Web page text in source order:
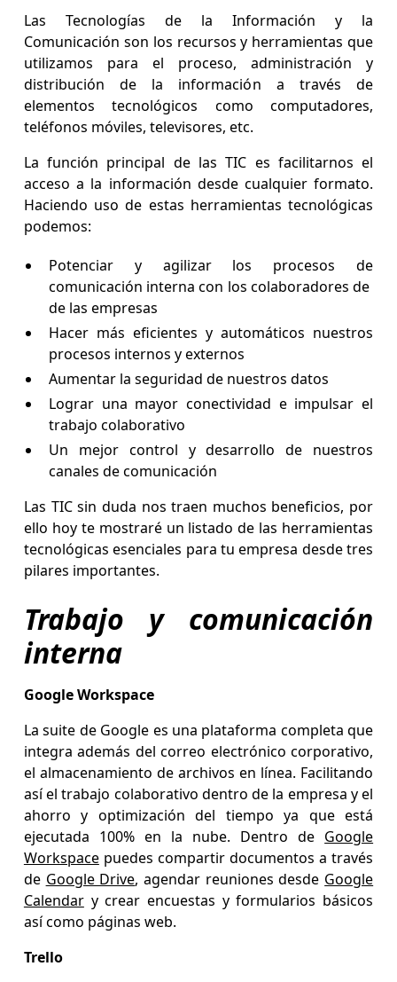
Las Tecnologías de la Información y la
Comunicación son los recursos y herramientas que
utilizamos para el proceso, administración y
distribución de la información a través de
elementos tecnológicos como computadores,
teléfonos móviles, televisores, etc.
La función principal de las TIC es facilitarnos el
acceso a la información desde cualquier formato.
Haciendo uso de estas herramientas tecnológicas
podemos:
Potenciar y agilizar los procesos de
comunicación interna con los colaboradores de
de las empresas
Hacer más eficientes y automáticos nuestros
procesos internos y externos
Aumentar la seguridad de nuestros datos
Lograr una mayor conectividad e impulsar el
trabajo colaborativo
Un mejor control y desarrollo de nuestros
canales de comunicación
Las TIC sin duda nos traen muchos beneficios, por
ello hoy te mostraré un listado de las herramientas
tecnológicas esenciales para tu empresa desde tres
pilares importantes.
Trabajo y comunicación
interna
Google Workspace
La suite de Google es una plataforma completa que
integra además del correo electrónico corporativo,
el almacenamiento de archivos en línea. Facilitando
así el trabajo colaborativo dentro de la empresa y el
ahorro y optimización del tiempo ya que está
ejecutada 100% en la nube. Dentro de Google
Workspacepuedes compartir documentos a través
de Google Drive, agendar reuniones desde Google
Calendary crear encuestas y formularios básicos
así como páginas web.
Trello